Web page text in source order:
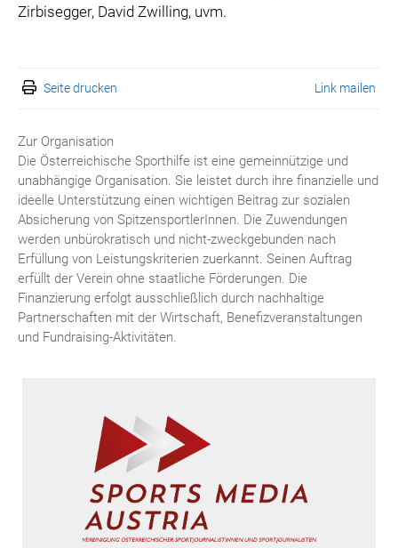
Zirbisegger, David Zwilling, uvm.
Seite drucken Link mailen
Zur Organisation
Die Österreichische Sporthilfe ist eine gemeinnützige und
unabhängige Organisation. Sie leistet durch ihre finanzielle und
ideelle Unterstützung einen wichtigen Beitrag zur sozialen
Absicherung von SpitzensportlerInnen. Die Zuwendungen
werden unbürokratisch und nicht-zweckgebunden nach
Erfüllung von Leistungskriterien zuerkannt. Seinen Auftrag
erfüllt der Verein ohne staatliche Förderungen. Die
Finanzierung erfolgt ausschließlich durch nachhaltige
Partnerschaften mit der Wirtschaft, Benefizveranstaltungen
und Fundraising-Aktivitäten.